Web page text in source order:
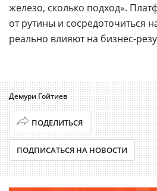
железо, сколько подход».
от рутины и сосредоточиться
реально влияют на бизнес-
Демури Гойтиев
ПОДЕЛИТЬСЯ
ПОДПИСАТЬСЯ НА НОВОСТИ